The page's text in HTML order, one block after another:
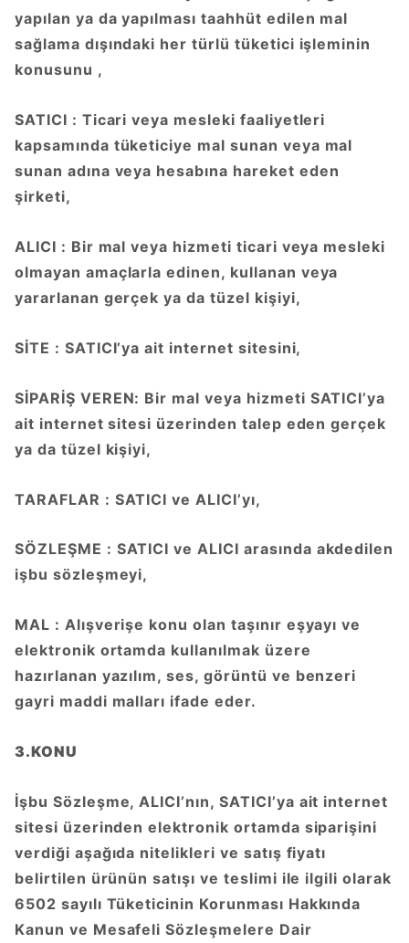
yapılan ya da yapılması taahhüt edilen mal
sağlama dışındaki her türlü tüketici işleminin
konusunu ,
SATICI : Ticari veya mesleki faaliyetleri
kapsamında tüketiciye mal sunan veya mal
sunan adına veya hesabına hareket eden
şirketi,
ALICI : Bir mal veya hizmeti ticari veya mesleki
olmayan amaçlarla edinen, kullanan veya
yararlanan gerçek ya da tüzel kişiyi,
SİTE : SATICI’ya ait internet sitesini,
SİPARİŞ VEREN: Bir mal veya hizmeti SATICI’ya
ait internet sitesi üzerinden talep eden gerçek
ya da tüzel kişiyi,
TARAFLAR : SATICI ve ALICI’yı,
SÖZLEŞME : SATICI ve ALICI arasında akdedilen
işbu sözleşmeyi,
MAL : Alışverişe konu olan taşınır eşyayı ve
elektronik ortamda kullanılmak üzere
hazırlanan yazılım, ses, görüntü ve benzeri
gayri maddi malları ifade eder.
3.KONU
İşbu Sözleşme, ALICI’nın, SATICI’ya ait internet
sitesi üzerinden elektronik ortamda siparişini
verdiği aşağıda nitelikleri ve satış fiyatı
belirtilen ürünün satışı ve teslimi ile ilgili olarak
6502 sayılı Tüketicinin Korunması Hakkında
Kanun ve Mesafeli Sözleşmelere Dair